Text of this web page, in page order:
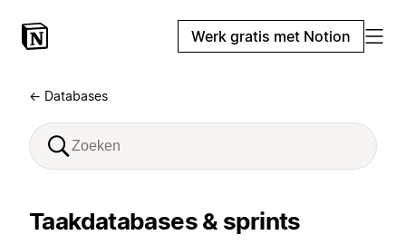
Werk gratis met Notion
← Databases
Taakdatabases & sprints